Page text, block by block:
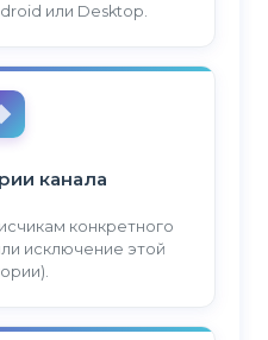
или Desktop.
канала
конкретного
исключение этой